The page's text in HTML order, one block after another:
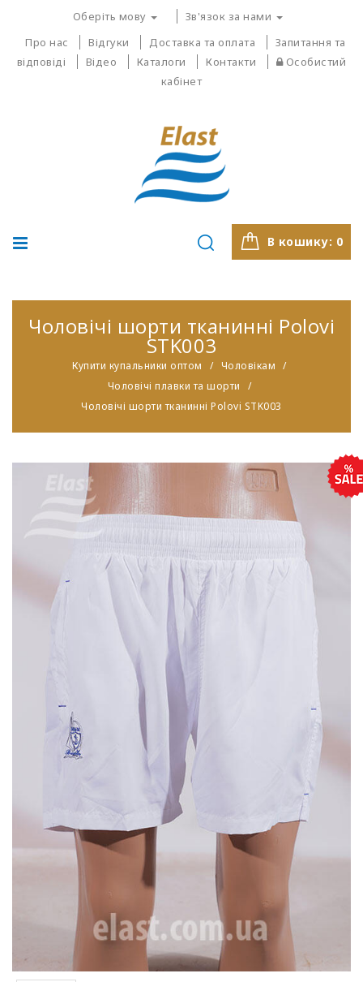
Оберіть мову
Зв'язок за нами
Про нас
Відгуки Доставка та оплата
Запитання та
відповіді
Відео Каталоги Контакти
Особистий
кабінет
В кошику: 0
Чоловічі шорти тканинні Polovi
STK003
Купити купальники оптом
Чоловікам
Чоловічі плавки та шорти
Чоловічі шорти тканинні Polovi STK003